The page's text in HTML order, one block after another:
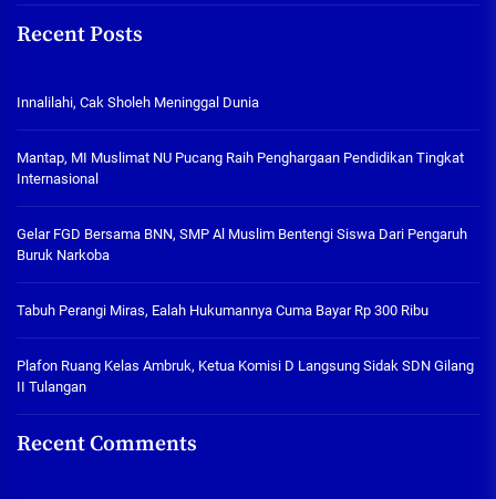
Recent Posts
Innalilahi, Cak Sholeh Meninggal Dunia
Mantap, MI Muslimat NU Pucang Raih Penghargaan Pendidikan Tingkat
Internasional
Gelar FGD Bersama BNN, SMP Al Muslim Bentengi Siswa Dari Pengaruh
Buruk Narkoba
Tabuh Perangi Miras, Ealah Hukumannya Cuma Bayar Rp 300 Ribu
Plafon Ruang Kelas Ambruk, Ketua Komisi D Langsung Sidak SDN Gilang
II Tulangan
Recent Comments